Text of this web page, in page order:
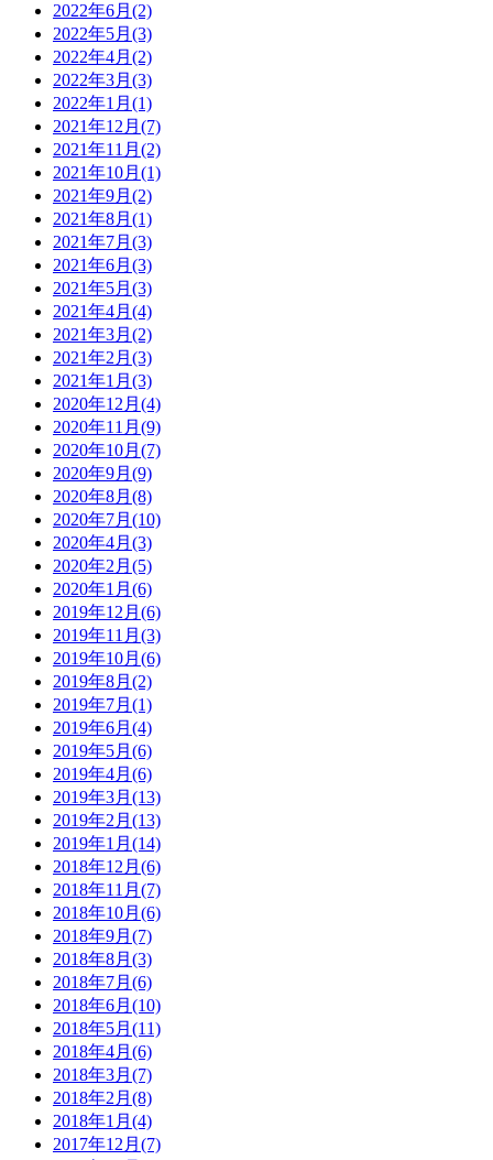
2022年6月(2)
2022年5月(3)
2022年4月(2)
2022年3月(3)
2022年1月(1)
2021年12月(7)
2021年11月(2)
2021年10月(1)
2021年9月(2)
2021年8月(1)
2021年7月(3)
2021年6月(3)
2021年5月(3)
2021年4月(4)
2021年3月(2)
2021年2月(3)
2021年1月(3)
2020年12月(4)
2020年11月(9)
2020年10月(7)
2020年9月(9)
2020年8月(8)
2020年7月(10)
2020年4月(3)
2020年2月(5)
2020年1月(6)
2019年12月(6)
2019年11月(3)
2019年10月(6)
2019年8月(2)
2019年7月(1)
2019年6月(4)
2019年5月(6)
2019年4月(6)
2019年3月(13)
2019年2月(13)
2019年1月(14)
2018年12月(6)
2018年11月(7)
2018年10月(6)
2018年9月(7)
2018年8月(3)
2018年7月(6)
2018年6月(10)
2018年5月(11)
2018年4月(6)
2018年3月(7)
2018年2月(8)
2018年1月(4)
2017年12月(7)